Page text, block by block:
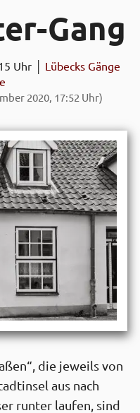
Gang
Uhr │ Lübecks Gänge
2020, 17:52 Uhr)
die jeweils von
aus nach
runter laufen, sind